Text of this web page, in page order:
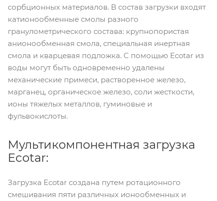
сорбционных материалов. В состав загрузки входят
катионообменные смолы разного
гранулометрического состава: крупнопористая
анионообменная смола, специальная инертная
смола и кварцевая подложка. С помощью Ecotar из
воды могут быть одновременно удалены
механические примеси, растворенное железо,
марганец, органическое железо, соли жесткости,
ионы тяжелых металлов, гуминовые и
фульвокислоты.
Мультикомпонентная загрузка
Ecotar:
Загрузка Ecotar создана путем ротационного
смешивания пяти различных ионообменных и